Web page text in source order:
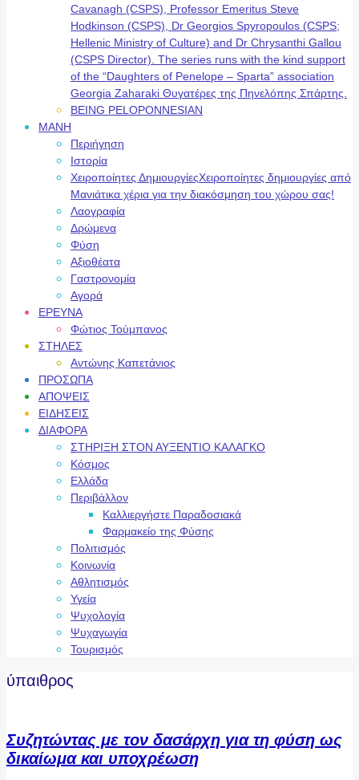
Cavanagh (CSPS), Professor Emeritus Steve
Hodkinson (CSPS), Dr Georgios Spyropoulos (CSPS;
Hellenic Ministry of Culture) and Dr Chrysanthi Gallou
(CSPS Director). The series runs with the kind support
of the “Daughters of Penelope – Sparta” association
Georgia Zaharaki Θυγατέρες της Πηνελόπης Σπάρτης.
BEING PELOPONNESIAN
ΜΑΝΗ
Περιήγηση
Ιστορία
Χειροποίητες ΔημιουργίεςΧειροποίητες δημιουργίες από
Μανιάτικα χέρια για την διακόσμηση του χώρου σας!
Λαογραφία
Δρώμενα
Φύση
Αξιοθέατα
Γαστρονομία
Αγορά
ΕΡΕΥΝΑ
Φώτιος Τούμπανος
ΣΤΗΛΕΣ
Αντώνης Καπετάνιος
ΠΡΟΣΩΠΑ
ΑΠΟΨΕΙΣ
ΕΙΔΗΣΕΙΣ
ΔΙΑΦΟΡΑ
ΣΤΗΡΙΞΗ ΣΤΟΝ ΑΥΞΕΝΤΙΟ ΚΑΛΑΓΚΟ
Κόσμος
Ελλάδα
Περιβάλλον
Καλλιεργήστε Παραδοσιακά
Φαρμακείο της Φύσης
Πολιτισμός
Κοινωνία
Αθλητισμός
Υγεία
Ψυχολογία
Ψυχαγωγία
Τουρισμός
ύπαιθρος
Συζητώντας με τον δασάρχη για τη φύση ως
δικαίωμα και υποχρέωση